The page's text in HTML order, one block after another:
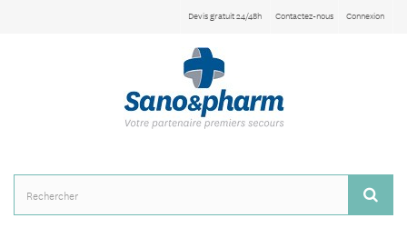
Connexion
Contactez-nous
Devis gratuit 24/48h